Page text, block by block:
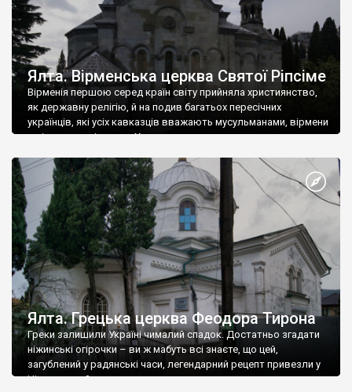
Ялта. Вірменська церква Святої Ріпсіме
Вірменія першою серед країн світу прийняла християнство,
як державну релігію, й на подив багатьох пересічних
українців, які усіх кавказців вважають мусульманами, вірмени
є відданими вірянами Христа
Ялта. Грецька церква Феодора Тирона
Греки залишили Україні чималий спадок. Достатньо згадати
ніжинські огірочки – ви ж мабуть всі знаєте, що цей,
загублений у радянські часи, легендарний рецепт привезли у
Ніжин греки?